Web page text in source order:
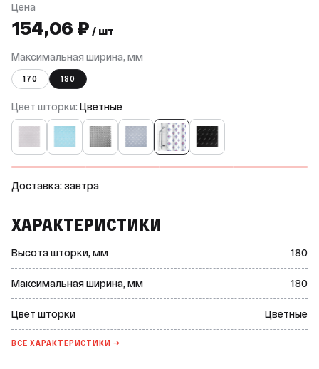
Цена
154,06 ₽ / шт
Максимальная ширина, мм
170 180
Цвет шторки: Цветные
Доставка: завтра
ХАРАКТЕРИСТИКИ
Высота шторки, мм 180
Максимальная ширина, мм 180
Цвет шторки Цветные
ВСЕ ХАРАКТЕРИСТИКИ →